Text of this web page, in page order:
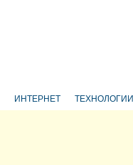
ИНТЕРНЕТ ТЕХНОЛОГИИ